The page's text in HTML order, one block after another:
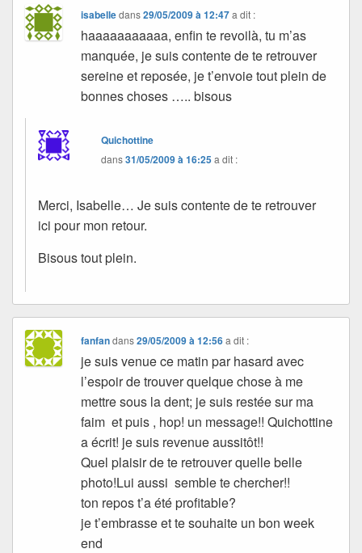
isabelledans29/05/2009 à 12:47 a dit :
haaaaaaaaaaa, enfin te revoilà, tu m’as
manquée, je suis contente de te retrouver
sereine et reposée, je t’envoie tout plein de
bonnes choses ….. bisous
Quichottine
dans31/05/2009 à 16:25a dit :
Merci, Isabelle… Je suis contente de te retrouver
ici pour mon retour.
Bisous tout plein.
fanfandans29/05/2009 à 12:56 a dit :
je suis venue ce matin par hasard avec
l’espoir de trouver quelque chose à me
mettre sous la dent; je suis restée sur ma
faim et puis , hop! un message!! Quichottine
a écrit! je suis revenue aussitôt!!
Quel plaisir de te retrouver quelle belle
photo!Lui aussi semble te chercher!!
ton repos t’a été profitable?
je t’embrasse et te souhaite un bon week
end